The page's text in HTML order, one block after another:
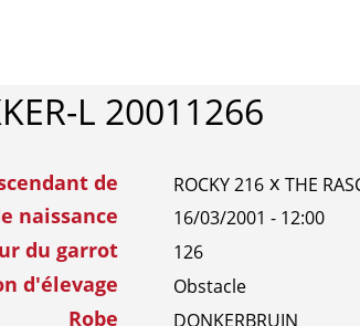
L 20011266
de ROCKY 216 x THE
naissance 16/03/2001 - 12:00
du garrot 126
d'élevage Obstacle
Robe DONKERBRUIN